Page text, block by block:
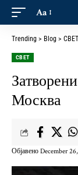
Aa
Trending > Blog > СВЕТ
СВЕТ
Москва
Објавено December